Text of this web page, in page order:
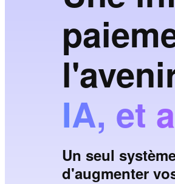
IA, et
Un seul
d'augmenter